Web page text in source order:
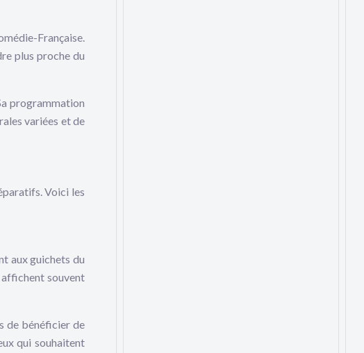
Française.
plus proche du
programmation
variées et de
Voici les
aux guichets du
affichent souvent
de bénéficier de
qui souhaitent